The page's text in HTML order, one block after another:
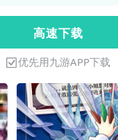
变，为了解决异变，东方
色们将重聚一起展开冒
的博丽灵梦以及雾雨魔理
色各样的角色登场，与
幻想乡
高 速 下 载
优先用九游APP下载